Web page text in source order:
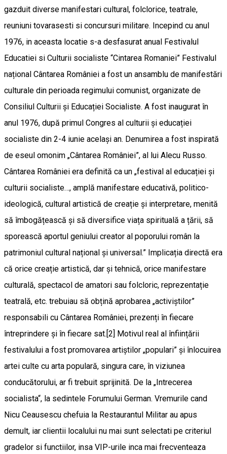
gazduit diverse manifestari cultural, folclorice, teatrale,
reuniuni tovarasesti si concursuri militare. Incepind cu anul
1976, in aceasta locatie s-a desfasurat anual Festivalul
Educatiei si Culturii socialiste “Cintarea Romaniei” Festivalul
național Cântarea României a fost un ansamblu de manifestări
culturale din perioada regimului comunist, organizate de
Consiliul Culturii și Educației Socialiste. A fost inaugurat în
anul 1976, după primul Congres al culturii și educației
socialiste din 2-4 iunie același an. Denumirea a fost inspirată
de eseul omonim „Cântarea României”, al lui Alecu Russo.
Cântarea României era definită ca un „festival al educației și
culturii socialiste…, amplă manifestare educativă, politico-
ideologică, cultural artistică de creație și interpretare, menită
să îmbogățească și să diversifice viața spirituală a țării, să
sporească aportul geniului creator al poporului român la
patrimoniul cultural național și universal.” Implicația directă era
că orice creație artistică, dar și tehnică, orice manifestare
culturală, spectacol de amatori sau folcloric, reprezentație
teatrală, etc. trebuiau să obțină aprobarea „activiștilor”
responsabili cu Cântarea României, prezenți în fiecare
întreprindere și în fiecare sat.[2] Motivul real al înființării
festivalului a fost promovarea artiștilor „populari” și înlocuirea
artei culte cu arta populară, singura care, în viziunea
conducătorului, ar fi trebuit sprijinită. De la „Intrecerea
socialista“, la sedintele Forumului German. Vremurile cand
Nicu Ceausescu chefuia la Restaurantul Militar au apus
demult, iar clientii localului nu mai sunt selectati pe criteriul
gradelor si functiilor, insa VIP-urile inca mai frecventeaza